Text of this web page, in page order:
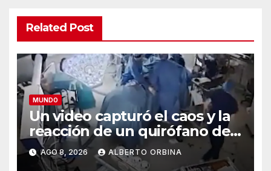
Related Post
MUNDO
Un video capturó el caos y la
reacción de un quirófano de
Japón que sufrió un
terremoto en medio de una
AGO 8, 2026 ALBERTO ORBINA